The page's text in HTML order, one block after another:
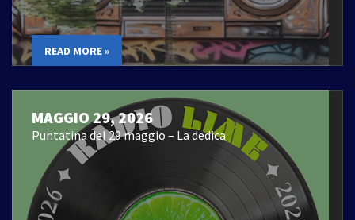
READ MORE »
MAGGIO 29, 2026
Puntatina del 29 maggio – La dedica